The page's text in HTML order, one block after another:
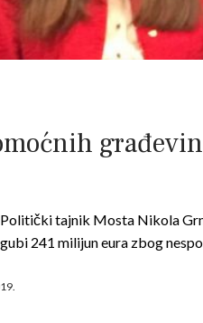
tajnik Mosta Nikola
241 milijun eura zbog